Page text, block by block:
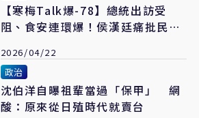
【寒梅Talk爆-78】總統出訪受
阻、食安連環爆！侯漢廷痛批民進
2026/04/22
政治
沈伯洋自曝祖輩當過「保甲」 網
酸：原來從日殖時代就賣台